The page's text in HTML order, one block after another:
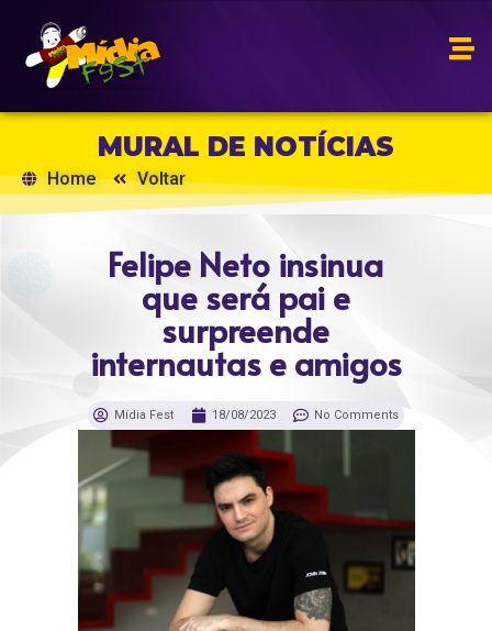
MURAL DE NOTÍCIAS
Home Voltar
Felipe Neto insinua
que será pai e
surpreende
internautas e amigos
Mídia Fest 18/08/2023 No Comments